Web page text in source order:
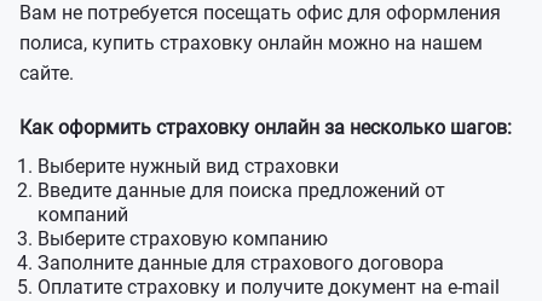
Вам не потребуется посещать офис для оформления
полиса, купить страховку онлайн можно на нашем
сайте.
Как оформить страховку онлайн за несколько шагов:
Выберите нужный вид страховки
Введите данные для поиска предложений от
компаний
Выберите страховую компанию
Заполните данные для страхового договора
Оплатите страховку и получите документ на e-mail